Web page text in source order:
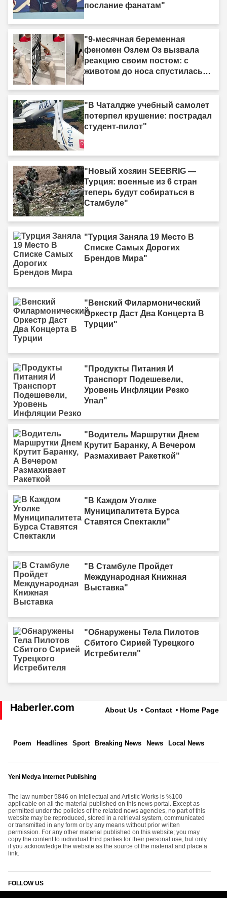
послание фанатам"
"9-месячная беременная
феномен Озлем Оз вызвала
реакцию своим постом: с
животом до носа спустилась
"В Чаталдже учебный самолет
потерпел крушение: пострадал
студент-пилот"
"Новый хозяин SEEBRIG —
Турция: военные из 6 стран
теперь будут собираться в
Стамбуле"
"Турция Заняла 19 Место В
Списке Самых Дорогих
Брендов Мира"
"Венский Филармонический
Оркестр Даст Два Концерта В
Турции"
"Продукты Питания И
Транспорт Подешевели,
Уровень Инфляции Резко
Упал"
"Водитель Маршрутки Днем
Крутит Баранку, А Вечером
Размахивает Ракеткой"
"В Каждом Уголке
Муниципалитета Бурса
Ставятся Спектакли"
"В Стамбуле Пройдет
Международная Книжная
Выставка"
"Обнаружены Тела Пилотов
Сбитого Сирией Турецкого
Истребителя"
Haberler.com About Us Contact Home Page
Poem Headlines Sport Breaking News News Local News
Yeni Medya Internet Publishing
The law number 5846 on Intellectual and Artistic Works is %100
applicable on all the material published on this news portal. Except as
permitted under the policies of the related news agencies, no part of this
website may be reproduced, stored in a retrieval system, communicated
or transmitted in any form or by any means without prior written
permission. For any other material published on this website; you may
copy the content to individual third parties for their personal use, but only
if you acknowledge the website as the source of the material and place a
link.
FOLLOW US